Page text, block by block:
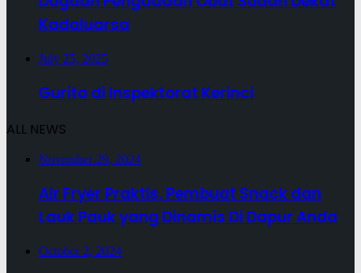
Kadaluarsa
July 25, 2025
Gurita di Inspektorat Kerinci
ALL NEWS
November 29, 2024
Air Fryer Praktis, Pembuat Snack dan
Lauk Pauk yang Dinamis Di Dapur Anda
October 2, 2024